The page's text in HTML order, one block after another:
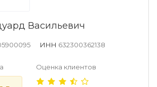
Васильевич
ИНН 632300362138
Оценка клиентов